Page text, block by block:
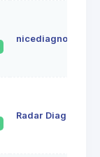
nicediagnostic
Radar Diag